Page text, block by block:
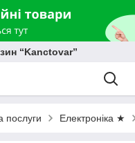
“Kanctovar”
послуги Електроніка ★